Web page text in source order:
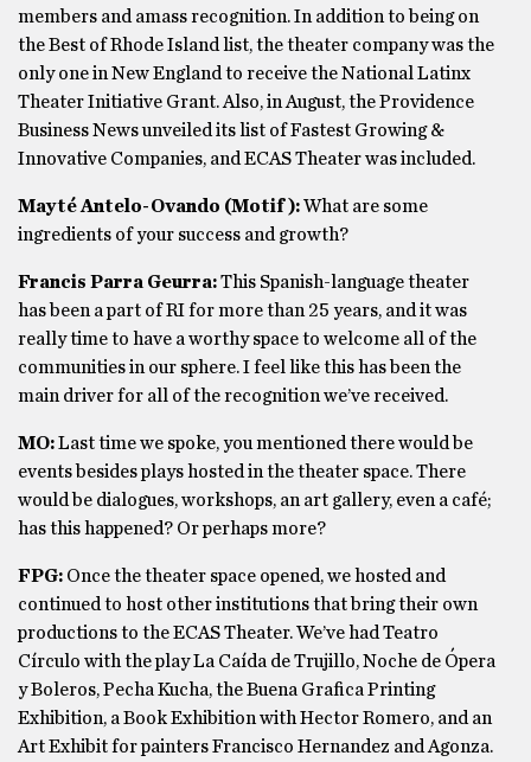
members and amass recognition. In addition to being on
the Best of Rhode Island list, the theater company was the
only one in New England to receive the National Latinx
Theater Initiative Grant. Also, in August, the Providence
Business News unveiled its list of Fastest Growing &
Innovative Companies, and ECAS Theater was included.
Mayté Antelo-Ovando (Motif):What are some
ingredients of your success and growth?
Francis Parra Geurra:This Spanish-language theater
has been a part of RI for more than 25 years, and it was
really time to have a worthy space to welcome all of the
communities in our sphere. I feel like this has been the
main driver for all of the recognition we’ve received.
MO:Last time we spoke, you mentioned there would be
events besides plays hosted in the theater space. There
would be dialogues, workshops, an art gallery, even a café;
has this happened? Or perhaps more?
FPG: Once the theater space opened, we hosted and
continued to host other institutions that bring their own
productions to the ECAS Theater. We’ve had Teatro
Círculo with the play La Caída de Trujillo, Noche de Ópera
y Boleros, Pecha Kucha, the Buena Grafica Printing
Exhibition, a Book Exhibition with Hector Romero, and an
Art Exhibit for painters Francisco Hernandez and Agonza.